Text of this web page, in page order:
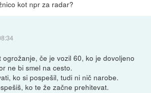
kot npr za radar?
če je vozil 60, ko je dovoljeno
ne bi smel na cesto.
ko si pospešil, tudi ni nič narobe.
ko te že začne prehitevat.